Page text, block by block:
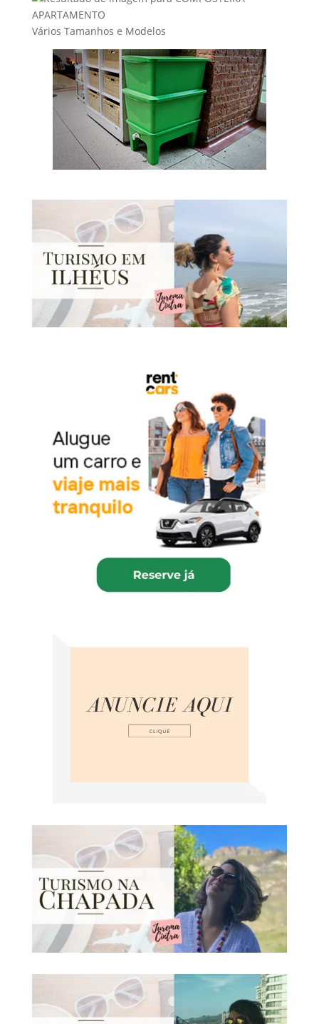
Vários Tamanhos e Modelos